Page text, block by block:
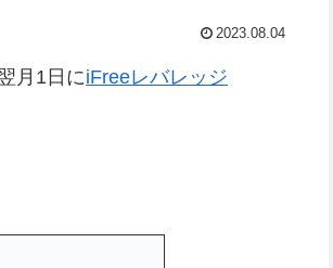
2023.08.04
月1日にiFreeレバレッジ